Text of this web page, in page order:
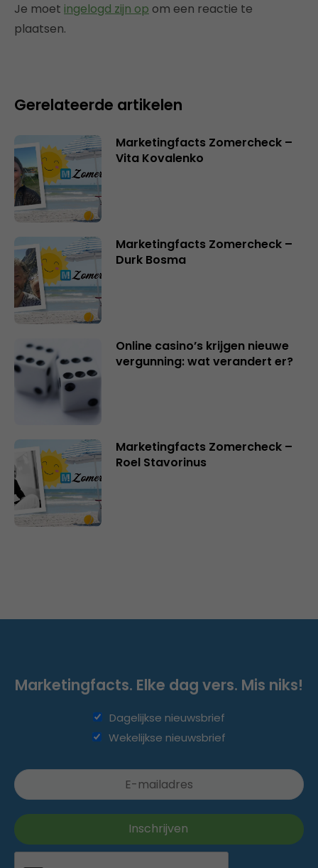
Je moet ingelogd zijn op om een reactie te
plaatsen.
Gerelateerde artikelen
Marketingfacts Zomercheck –
Vita Kovalenko
Marketingfacts Zomercheck –
Durk Bosma
Online casino’s krijgen nieuwe
vergunning: wat verandert er?
Marketingfacts Zomercheck –
Roel Stavorinus
Marketingfacts. Elke dag vers. Mis niks!
Dagelijkse nieuwsbrief
Wekelijkse nieuwsbrief